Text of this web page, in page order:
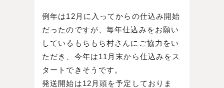
例年は12月に入ってからの仕込み開始
だったのですが、毎年仕込みをお願い
しているもちもち村さんにご協力をい
ただき、今年は11月末から仕込みをス
タートできそうです。
発送開始は12月頭を予定しておりま